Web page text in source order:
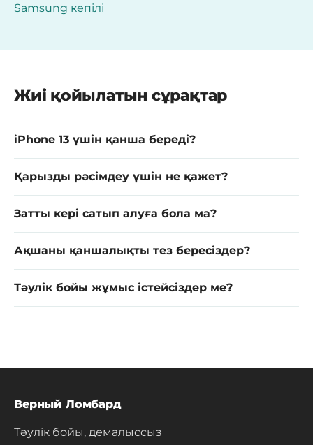
Samsung кепілі
Жиі қойылатын сұрақтар
iPhone 13 үшін қанша береді?
Қарызды рәсімдеу үшін не қажет?
Затты кері сатып алуға бола ма?
Ақшаны қаншалықты тез бересіздер?
Тәулік бойы жұмыс істейсіздер ме?
Верный Ломбард
Тәулік бойы, демалыссыз